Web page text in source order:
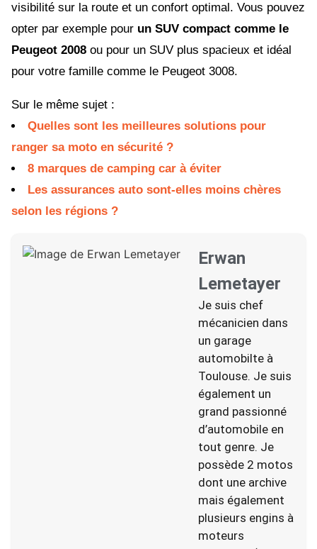
visibilité sur la route et un confort optimal. Vous pouvez
opter par exemple pour un SUV compact comme le
Peugeot 2008 ou pour un SUV plus spacieux et idéal
pour votre famille comme le Peugeot 3008.
Sur le même sujet :
Quelles sont les meilleures solutions pour
ranger sa moto en sécurité ?
8 marques de camping car à éviter
Les assurances auto sont-elles moins chères
selon les régions ?
Erwan
Lemetayer
Je suis chef
mécanicien dans
un garage
automobilte à
Toulouse. Je suis
également un
grand passionné
d’automobile en
tout genre. Je
possède 2 motos
dont une archive
mais également
plusieurs engins à
moteurs